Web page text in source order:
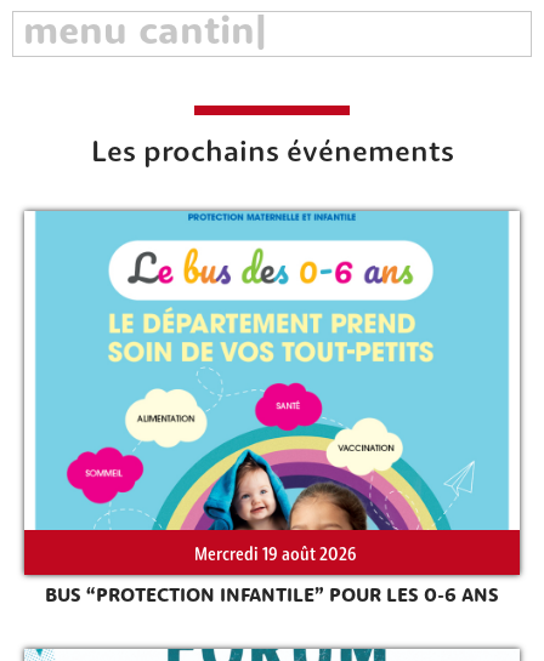
Les prochains événements
Mercredi 19 août 2026
BUS “PROTECTION INFANTILE” POUR LES 0-6 ANS